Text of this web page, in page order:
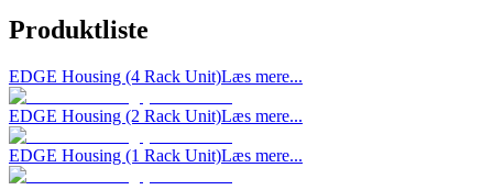
Produktliste
EDGE Housing (4 Rack Unit)Læs mere...
EDGE Housing (2 Rack Unit)Læs mere...
EDGE Housing (1 Rack Unit)Læs mere...